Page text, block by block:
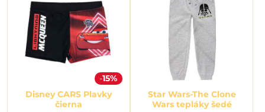
15%
Disney CARS Plavky
čierna
Star Wars-The Clone
Wars tepláky šedé